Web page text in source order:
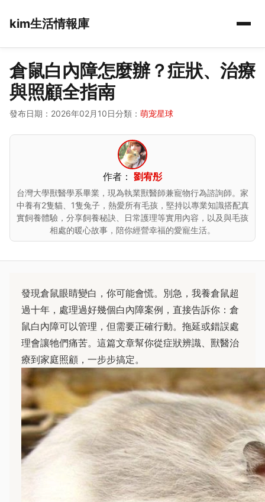
kim生活情報庫
倉鼠白內障怎麼辦？症狀、治療
與照顧全指南
發布日期：2026年02月10日分類： 萌宠星球
作者： 劉宥彤
台灣大學獸醫學系畢業，現為執業獸醫師兼寵物行為諮詢師。家
中養有2隻貓、1隻兔子，熱愛所有毛孩，堅持以專業知識搭配真
實飼養體驗，分享飼養秘訣、日常護理等實用內容，以及與毛孩
相處的暖心故事，陪你經營幸福的愛寵生活。
發現倉鼠眼睛變白，你可能會慌。別急，我養倉鼠超
過十年，處理過好幾個白內障案例，直接告訴你：倉
鼠白內障可以管理，但需要正確行動。拖延或錯誤處
理會讓牠們痛苦。這篇文章幫你從症狀辨識、獸醫治
療到家庭照顧，一步步搞定。